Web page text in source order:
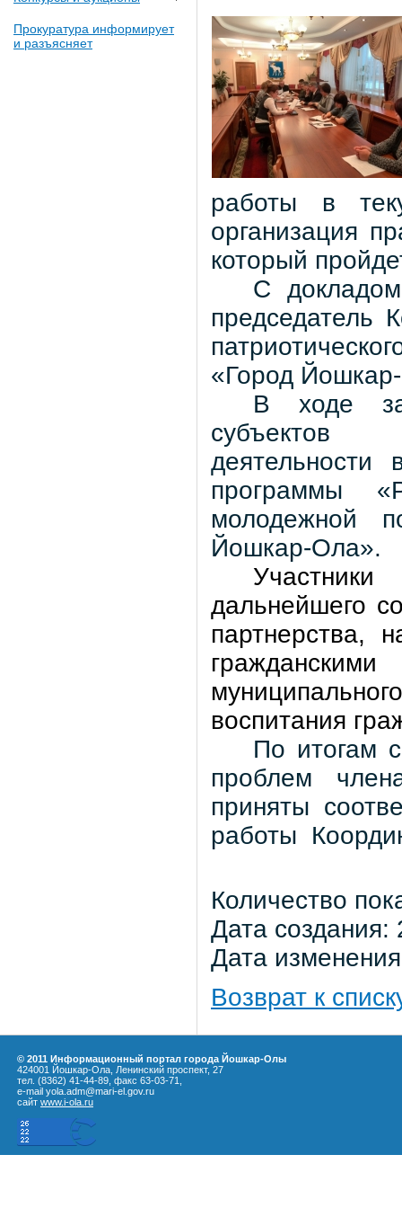
Прокуратура информирует
и разъясняет
работы в
организация
который
С
председатель
«Город
В ходе
субъектов
деятельности
программы
молодежной
Йошкар-Ола».
дальнейшего
партнерства,
воспитания
По итогам
проблем
приняты
работы
Количество
Дата
Дата
Возврат к
© 2011 Информационный портал города Йошкар-Олы
424001 Йошкар-Ола, Ленинский проспект, 27
тел. (8362) 41-44-89, факс 63-03-71,
e-mail yola.adm@mari-el.gov.ru
сайт www.i-ola.ru